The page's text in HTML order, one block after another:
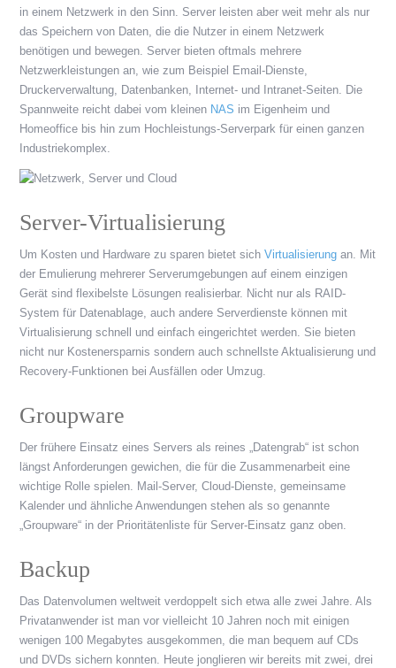
in einem Netzwerk in den Sinn. Server leisten aber weit mehr als nur
das Speichern von Daten, die die Nutzer in einem Netzwerk
benötigen und bewegen. Server bieten oftmals mehrere
Netzwerkleistungen an, wie zum Beispiel Email-Dienste,
Druckerverwaltung, Datenbanken, Internet- und Intranet-Seiten. Die
Spannweite reicht dabei vom kleinen NAS im Eigenheim und
Homeoffice bis hin zum Hochleistungs-Serverpark für einen ganzen
Industriekomplex.
Server-Virtualisierung
Um Kosten und Hardware zu sparen bietet sichVirtualisierung an. Mit
der Emulierung mehrerer Serverumgebungen auf einem einzigen
Gerät sind flexibelste Lösungen realisierbar. Nicht nur als RAID-
System für Datenablage, auch andere Serverdienste können mit
Virtualisierung schnell und einfach eingerichtet werden. Sie bieten
nicht nur Kostenersparnis sondern auch schnellste Aktualisierung und
Recovery-Funktionen bei Ausfällen oder Umzug.
Groupware
Der frühere Einsatz eines Servers als reines „Datengrab“ ist schon
längst Anforderungen gewichen, die für die Zusammenarbeit eine
wichtige Rolle spielen. Mail-Server, Cloud-Dienste, gemeinsame
Kalender und ähnliche Anwendungen stehen als so genannte
„Groupware“ in der Prioritätenliste für Server-Einsatz ganz oben.
Backup
Das Datenvolumen weltweit verdoppelt sich etwa alle zwei Jahre. Als
Privatanwender ist man vor vielleicht 10 Jahren noch mit einigen
wenigen 100 Megabytes ausgekommen, die man bequem auf CDs
und DVDs sichern konnten. Heute jonglieren wir bereits mit zwei, drei